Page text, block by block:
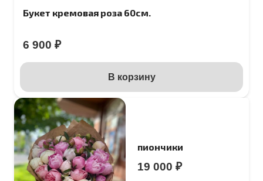
Букет кремовая роза 60см.
6 900 ₽
В корзину
пиончики
19 000 ₽